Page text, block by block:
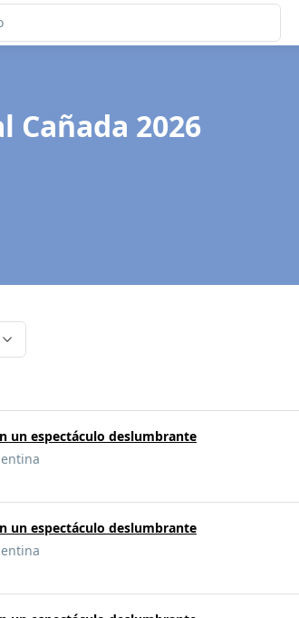
Cañada 2026
un espectáculo deslumbrante
un espectáculo deslumbrante